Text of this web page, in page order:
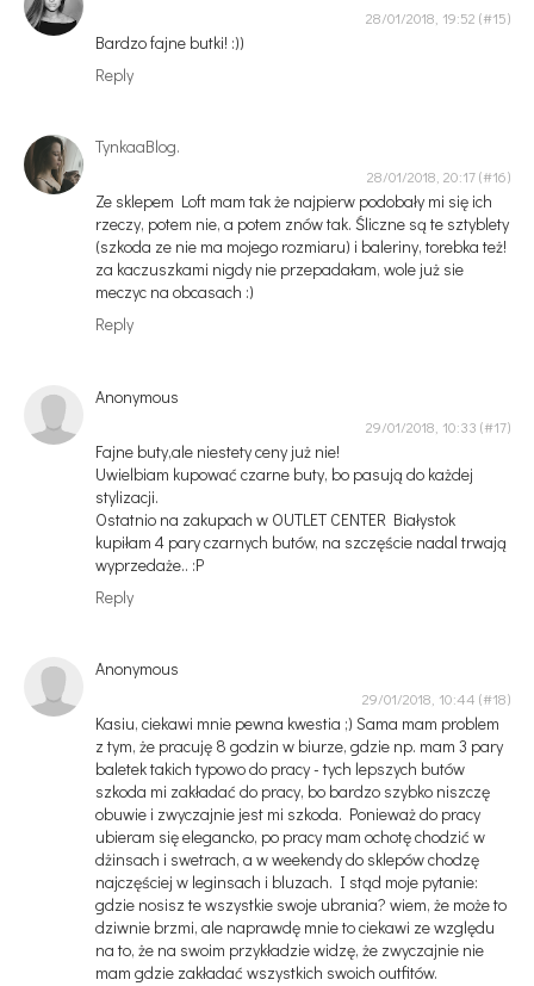
28/01/2018, 19:52
Bardzo fajne butki! :))
Reply
TynkaaBlog.
28/01/2018, 20:17
Ze sklepem Loft mam tak że najpierw podobały mi się ich
rzeczy, potem nie, a potem znów tak. Śliczne są te sztyblety
(szkoda ze nie ma mojego rozmiaru) i baleriny, torebka też!
za kaczuszkami nigdy nie przepadałam, wole już sie
meczyc na obcasach :)
Reply
Anonymous
29/01/2018, 10:33
Fajne buty,ale niestety ceny już nie!
Uwielbiam kupować czarne buty, bo pasują do każdej
stylizacji.
Ostatnio na zakupach w OUTLET CENTER Białystok
kupiłam 4 pary czarnych butów, na szczęście nadal trwają
wyprzedaże.. :P
Reply
Anonymous
29/01/2018, 10:44
Kasiu, ciekawi mnie pewna kwestia ;) Sama mam problem
z tym, że pracuję 8 godzin w biurze, gdzie np. mam 3 pary
baletek takich typowo do pracy - tych lepszych butów
szkoda mi zakładać do pracy, bo bardzo szybko niszczę
obuwie i zwyczajnie jest mi szkoda. Ponieważ do pracy
ubieram się elegancko, po pracy mam ochotę chodzić w
dżinsach i swetrach, a w weekendy do sklepów chodzę
najczęściej w leginsach i bluzach. I stąd moje pytanie:
gdzie nosisz te wszystkie swoje ubrania? wiem, że może to
dziwnie brzmi, ale naprawdę mnie to ciekawi ze względu
na to, że na swoim przykładzie widzę, że zwyczajnie nie
mam gdzie zakładać wszystkich swoich outfitów.